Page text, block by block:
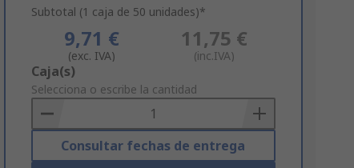
Subtotal (1 caja de 50 unidades)*
9,71 €
(exc. IVA)
11,75 €
(inc.IVA)
Add
to
Basket
Caja(s)
Selecciona o escribe la cantidad
Consultar fechas de entrega